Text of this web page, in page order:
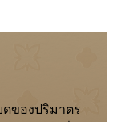
ดของปริมาตร